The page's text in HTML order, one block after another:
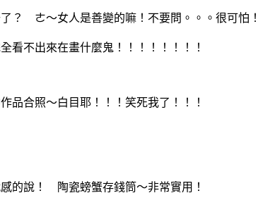
？ ㄜ～女人是善變的嘛！不要問。。。很可怕！
看不出來在畫什麼鬼！！！！！！！！
品合照～白目耶！！！笑死我了！！！
的說！ 陶瓷螃蟹存錢筒～非常實用！